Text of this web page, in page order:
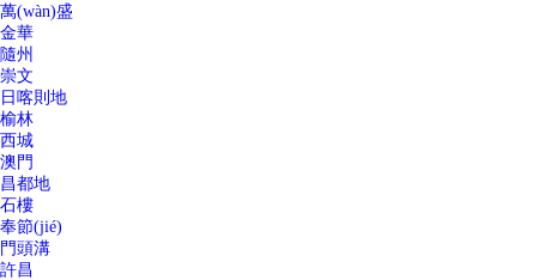
萬(wàn)盛
金華
隨州
崇文
日喀則地
榆林
西城
澳門
昌都地
石樓
奉節(jié)
門頭溝
許昌